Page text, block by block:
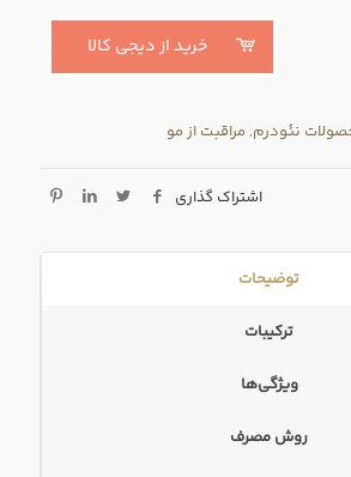
خرید از دیجی کالا
نئودرم, مراقبت از مو
اشتراک گذاری
توضیحات
ترکیبات
ویژگی‌ها
روش مصرف